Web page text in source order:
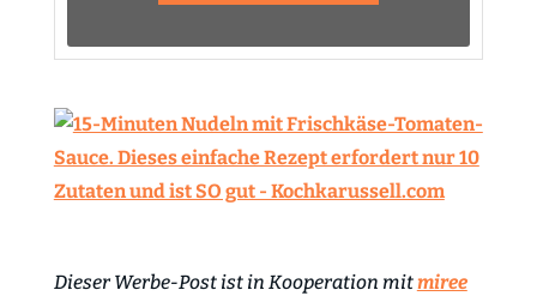
Dieser Werbe-Post ist in Kooperation mitmiree